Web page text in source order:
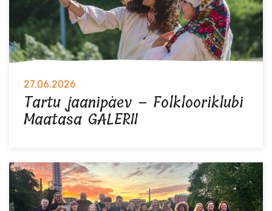
27.06.2026
Tartu jaanipäev – Folklooriklubi
Maatasa GALERII